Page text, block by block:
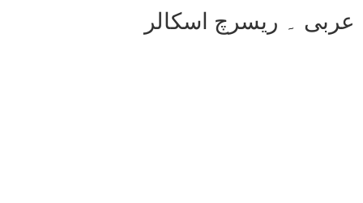
عربی ۔ ریسرچ اسکالر